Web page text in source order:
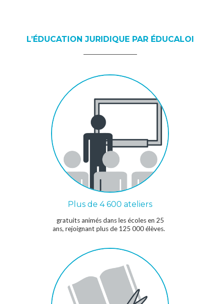
L’ÉDUCATION JURIDIQUE PAR ÉDUCALOI
Plus de 4 600 ateliers
gratuits animés dans les écoles en 25
ans, rejoignant plus de 125 000 élèves.